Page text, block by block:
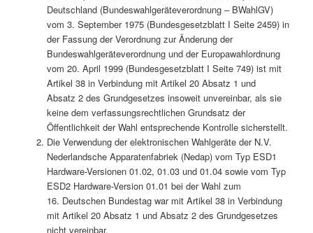
Deutschland (Bundeswahlgeräteverordnung – BWahlGV)
vom 3. September 1975 (Bundesgesetzblatt I Seite 2459) in
der Fassung der Verordnung zur Änderung der
Bundeswahlgeräteverordnung und der Europawahlordnung
vom 20. April 1999 (Bundesgesetzblatt I Seite 749) ist mit
Artikel 38 in Verbindung mit Artikel 20 Absatz 1 und
Absatz 2 des Grundgesetzes insoweit unvereinbar, als sie
keine dem verfassungsrechtlichen Grundsatz der
Öffentlichkeit der Wahl entsprechende Kontrolle sicherstellt.
Die Verwendung der elektronischen Wahlgeräte der N.V.
Nederlandsche Apparatenfabriek (Nedap) vom Typ ESD1
Hardware-Versionen 01.02, 01.03 und 01.04 sowie vom Typ
ESD2 Hardware-Version 01.01 bei der Wahl zum
16. Deutschen Bundestag war mit Artikel 38 in Verbindung
mit Artikel 20 Absatz 1 und Absatz 2 des Grundgesetzes
nicht vereinbar.